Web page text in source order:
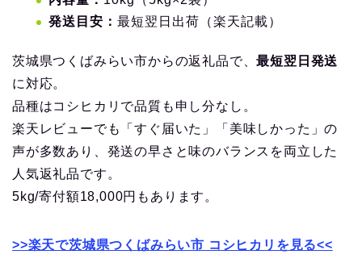
発送目安： 最短翌日出荷（楽天記載）
茨城県つくばみらい市からの返礼品で、最短翌日発送
に対応。
品種はコシヒカリで品質も申し分なし。
楽天レビューでも「すぐ届いた」「美味しかった」の
声が多数あり、発送の早さと味のバランスを両立した
人気返礼品です。
5kg/寄付額18,000円もあります。
>>楽天で茨城県つくばみらい市 コシヒカリを見る<<